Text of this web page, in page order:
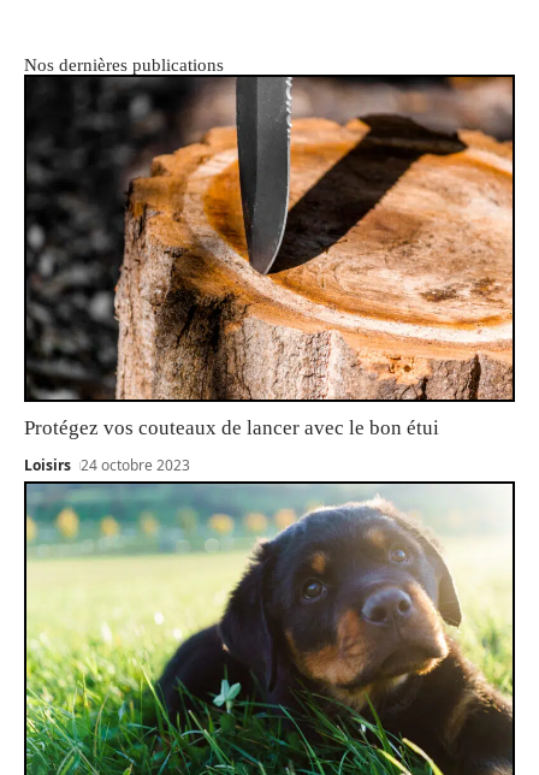
Nos dernières publications
Protégez vos couteaux de lancer avec le bon étui
Loisirs 24 octobre 2023